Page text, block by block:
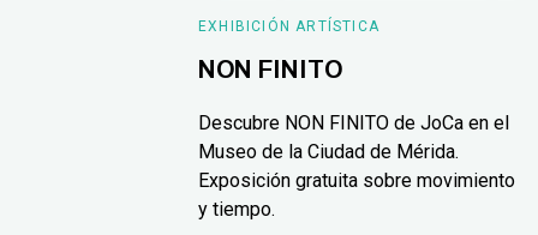
EXHIBICIÓN ARTÍSTICA
NON FINITO
Descubre NON FINITO de JoCa en el
Museo de la Ciudad de Mérida.
Exposición gratuita sobre movimiento
y tiempo.